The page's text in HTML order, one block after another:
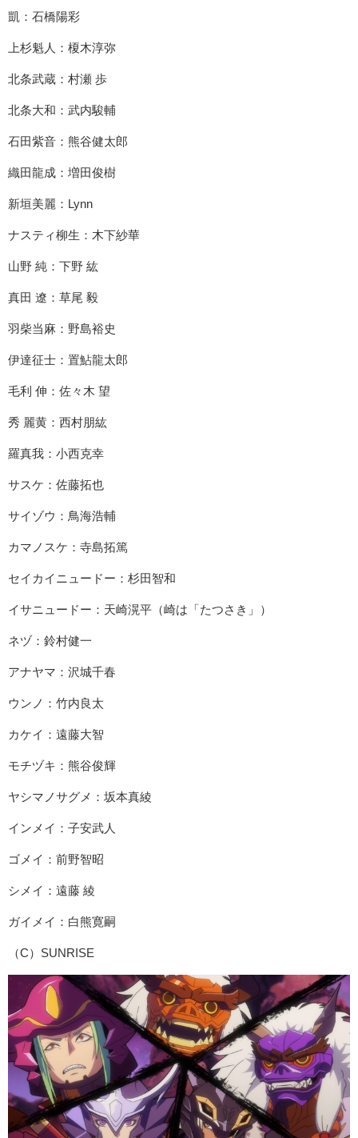
凱：石橋陽彩
上杉魁人：榎木淳弥
北条武蔵：村瀬 歩
北条大和：武内駿輔
石田紫音：熊谷健太郎
織田龍成：増田俊樹
新垣美麗：Lynn
ナスティ柳生：木下紗華
山野 純：下野 紘
真田 遼：草尾 毅
羽柴当麻：野島裕史
伊達征士：置鮎龍太郎
毛利 伸：佐々木 望
秀 麗黄：西村朋紘
羅真我：小西克幸
サスケ：佐藤拓也
サイゾウ：鳥海浩輔
カマノスケ：寺島拓篤
セイカイニュードー：杉田智和
イサニュードー：天崎滉平（崎は「たつさき」）
ネヅ：鈴村健一
アナヤマ：沢城千春
ウンノ：竹内良太
カケイ：遠藤大智
モチヅキ：熊谷俊輝
ヤシマノサグメ：坂本真綾
インメイ：子安武人
ゴメイ：前野智昭
シメイ：遠藤 綾
ガイメイ：白熊寛嗣
（C）SUNRISE